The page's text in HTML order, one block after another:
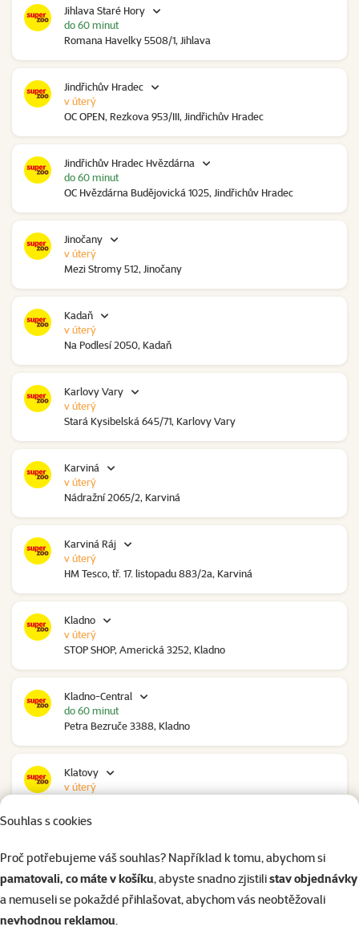
Souhlas s cookies
Proč potřebujeme váš souhlas? Například k tomu, abychom si
pamatovali, co máte v košíku, abyste snadno zjistilistav objednávky
a nemuseli se pokaždé přihlašovat, abychom vás neobtěžovali
nevhodnou reklamou.
Jihlava Staré Hory
Romana Havelky 5508/1, Jihlava
do 60 minut
Jindřichův Hradec
OC OPEN, Rezkova 953/III, Jindřichův Hradec
v úterý
Jindřichův Hradec Hvězdárna
OC Hvězdárna Budějovická 1025, Jindřichův Hradec
do 60 minut
Jinočany
Mezi Stromy 512, Jinočany
v úterý
Kadaň
Na Podlesí 2050, Kadaň
v úterý
Karlovy Vary
Stará Kysibelská 645/71, Karlovy Vary
v úterý
Karviná
Nádražní 2065/2, Karviná
v úterý
Karviná Ráj
HM Tesco, tř. 17. listopadu 883/2a, Karviná
v úterý
Kladno
STOP SHOP, Americká 3252, Kladno
v úterý
Kladno-Central
Petra Bezruče 3388, Kladno
do 60 minut
Klatovy
v úterý
Polepská 979, Kolín
do 60 minut
Kolín Ovčáry